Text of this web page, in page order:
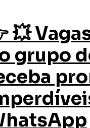
Quem Somos
Grátis e Online da EW
e melhorar sua vida.